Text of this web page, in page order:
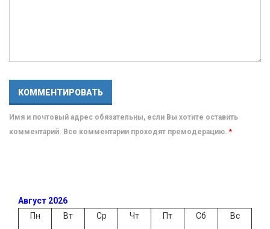
Имя и почтовый адрес обязательны, если Вы хотите оставить
комментарий. Все комментарии проходят премодерацию. *
Август 2026
Пн
Вт Ср Чт Пт Сб Вс